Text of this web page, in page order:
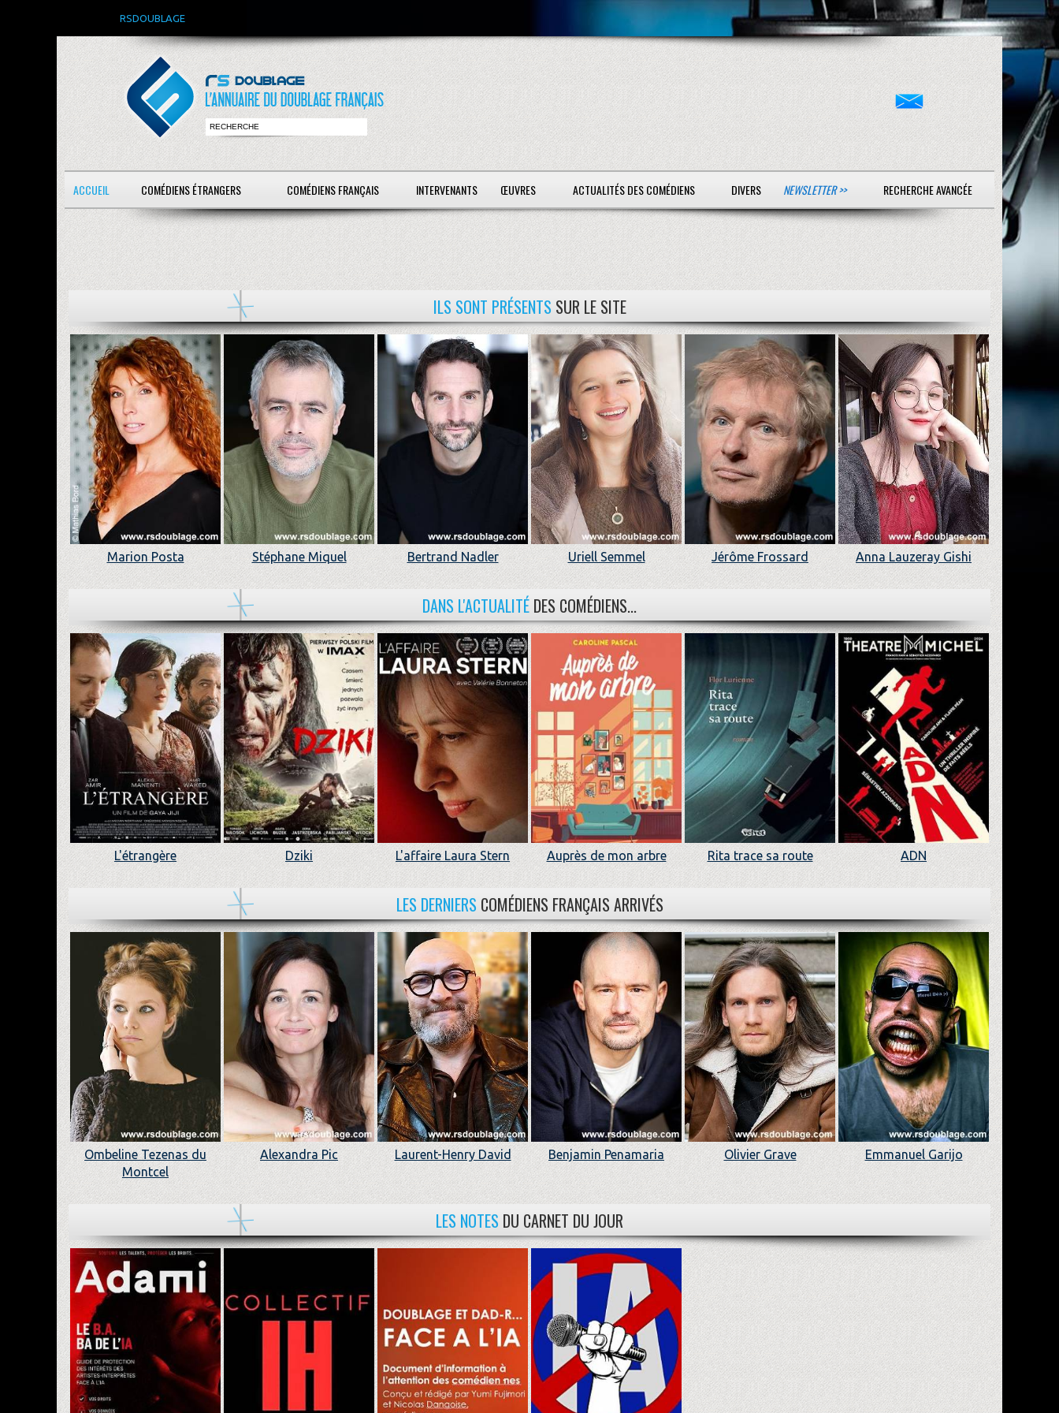
RSDOUBLAGE
ACCUEIL COMÉDIENS ÉTRANGERS COMÉDIENS FRANÇAIS INTERVENANTS ŒUVRES ACTUALITÉS DES COMÉDIENS DIVERS NEWSLETTER >> RECHERCHE AVANCÉE
ILS SONT PRÉSENTS SUR LE SITE
Marion Posta Stéphane Miquel Bertrand Nadler Uriell Semmel Jérôme Frossard Anna Lauzeray Gishi
DANS L'ACTUALITÉ DES COMÉDIENS...
L'étrangère Dziki L'affaire Laura Stern Auprès de mon arbre Rita trace sa route ADN
LES DERNIERS COMÉDIENS FRANÇAIS ARRIVÉS
Ombeline Tezenas du
Montcel
Alexandra Pic Laurent-Henry David Benjamin Penamaria Olivier Grave Emmanuel Garijo
LES NOTES DU CARNET DU JOUR